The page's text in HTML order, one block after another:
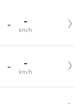
- -
km/h
- -
km/h